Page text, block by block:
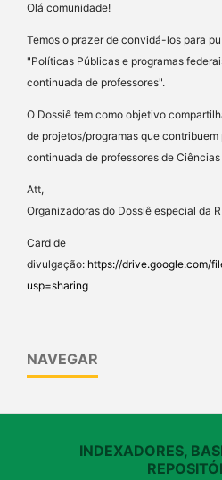
Olá comunidade!
Temos o prazer de convidá-los para
"Políticas Públicas e programas
continuada de professores".
O Dossiê tem como objetivo
de projetos/programas que
continuada de professores de
Att,
Organizadoras do Dossiê especial da
Card de
divulgação: https://drive.google.com/
usp=sharing
NAVEGAR
INDEXADORES,